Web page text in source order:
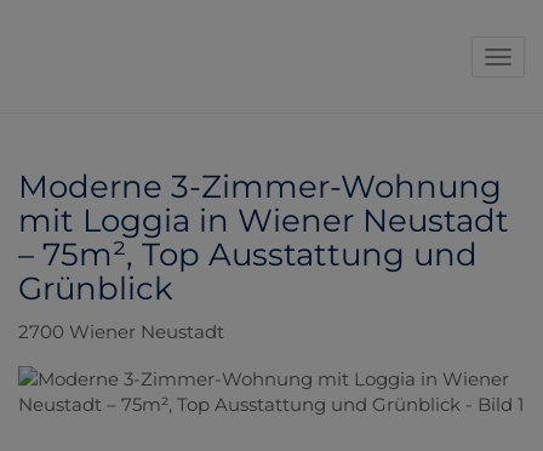
Moderne 3-Zimmer-Wohnung
mit Loggia in Wiener Neustadt
– 75m², Top Ausstattung und
Grünblick
2700 Wiener Neustadt